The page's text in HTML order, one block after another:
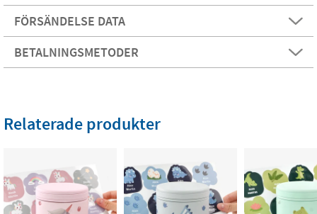
FÖRSÄNDELSE DATA
BETALNINGSMETODER
Relaterade produkter